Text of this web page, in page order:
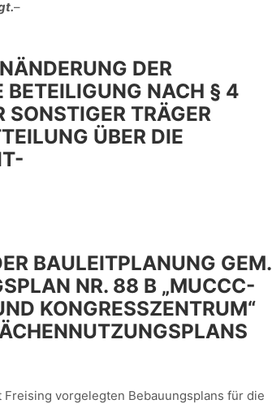
–
DER
BETEILIGUNG NACH § 4
SONSTIGER TRÄGER
ÜBER DIE
BAULEITPLANUNG GEM.
NR. 88 B „MUCCC-
KONGRESSZENTRUM“
vorgelegten Bebauungsplans für die